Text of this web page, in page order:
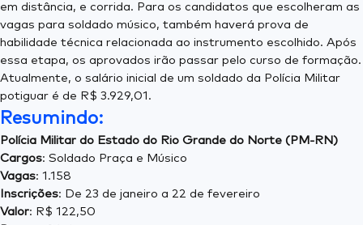
em distância, e corrida. Para os candidatos que escolheram as
vagas para soldado músico, também haverá prova de
habilidade técnica relacionada ao instrumento escolhido. Após
essa etapa, os aprovados irão passar pelo curso de formação.
Atualmente, o salário inicial de um soldado da Polícia Militar
potiguar é de R$ 3.929,01.
Resumindo:
Polícia Militar do Estado do Rio Grande do Norte (PM-RN)
Cargos: Soldado Praça e Músico
Vagas: 1.158
Inscrições: De 23 de janeiro a 22 de fevereiro
Valor: R$ 122,50